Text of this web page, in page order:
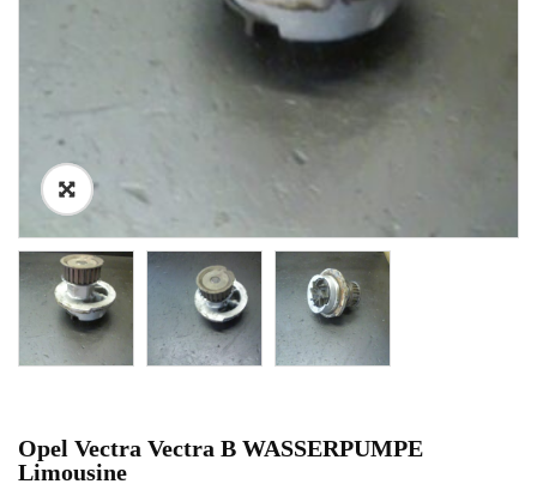
Opel Vectra Vectra B WASSERPUMPE
Limousine